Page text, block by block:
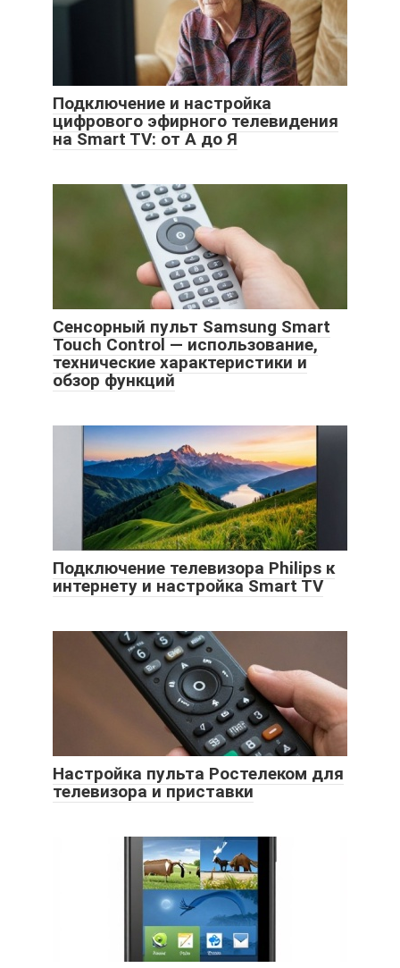
Подключение и настройка
цифрового эфирного телевидения
на Smart TV: от А до Я
Сенсорный пульт Samsung Smart
Touch Control — использование,
технические характеристики и
обзор функций
Подключение телевизора Philips к
интернету и настройка Smart TV
Настройка пульта Ростелеком для
телевизора и приставки